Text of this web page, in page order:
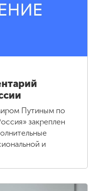
Путиным по
закреплен
и